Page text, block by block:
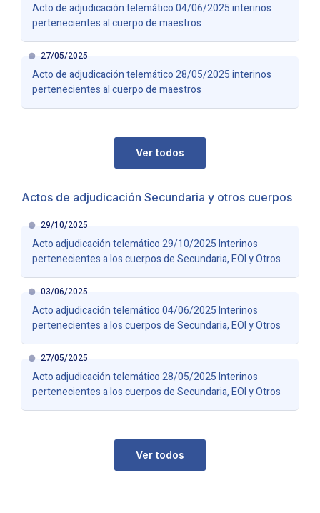
Acto de adjudicación telemático 04/06/2025 interinos
pertenecientes al cuerpo de maestros
Acto de adjudicación telemático 28/05/2025 interinos
pertenecientes al cuerpo de maestros
27/05/2025
Ver todos
Actos de adjudicación Secundaria y otros cuerpos
Acto adjudicación telemático 29/10/2025 Interinos
pertenecientes a los cuerpos de Secundaria, EOI y Otros
29/10/2025
Acto adjudicación telemático 04/06/2025 Interinos
pertenecientes a los cuerpos de Secundaria, EOI y Otros
03/06/2025
Acto adjudicación telemático 28/05/2025 Interinos
pertenecientes a los cuerpos de Secundaria, EOI y Otros
27/05/2025
Ver todos